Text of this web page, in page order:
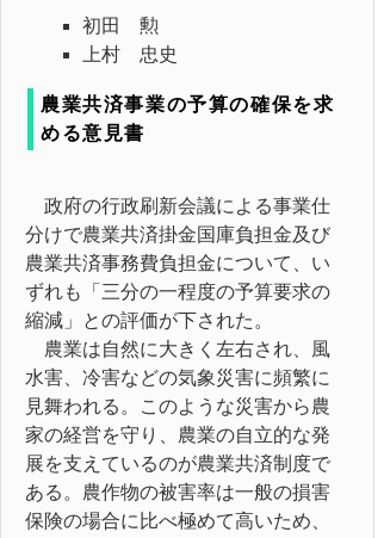
初田 勲
上村 忠史
農業共済事業の予算の確保を求
める意見書
政府の行政刷新会議による事業仕
分けで農業共済掛金国庫負担金及び
農業共済事務費負担金について、い
ずれも「三分の一程度の予算要求の
縮減」との評価が下された。
農業は自然に大きく左右され、風
水害、冷害などの気象災害に頻繁に
見舞われる。このような災害から農
家の経営を守り、農業の自立的な発
展を支えているのが農業共済制度で
ある。農作物の被害率は一般の損害
保険の場合に比べ極めて高いため、